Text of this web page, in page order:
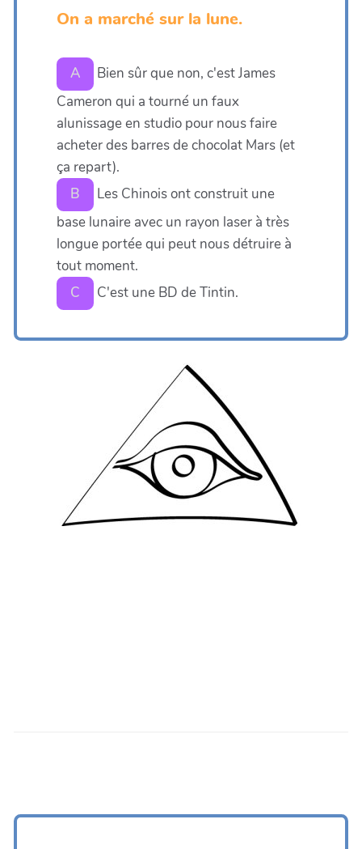
On a marché sur la lune.
A
Bien sûr que non, c'est James
Cameron qui a tourné un faux
alunissage en studio pour nous faire
acheter des barres de chocolat Mars (et
ça repart).
B
Les Chinois ont construit une
base lunaire avec un rayon laser à très
longue portée qui peut nous détruire à
tout moment.
C
C'est une BD de Tintin.